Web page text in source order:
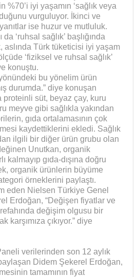
%70’i iyi yaşamın ‘sağlık veya
vurguluyor. İkinci ve
ise huzur ve mutluluk.
da ‘ruhsal sağlık’ başlığında
aslında Türk tüketicisi iyi yaşam
‘fiziksel ve ruhsal sağlık’
konuştu.
bu yönelim ürün
durumda.” diye konuşan
proteinli süt, beyaz çay, kuru
meyve gibi sağlıkla yakından
gıda ortalamasının çok
kaydettiklerini ekledi. Sağlık
ilgili bir diğer ürün grubu olan
Unutkan, organik
kalmayıp gıda-dışına doğru
organik ürünlerin büyüme
örneklerini paylaştı.
eden Nielsen Türkiye Genel
Erdoğan, “Değişen fiyatlar ve
değişim olgusu bir
karşımıza çıkıyor.” diye
verilerinden son 12 aylık
Didem Şekerel Erdoğan,
tamamının fiyat